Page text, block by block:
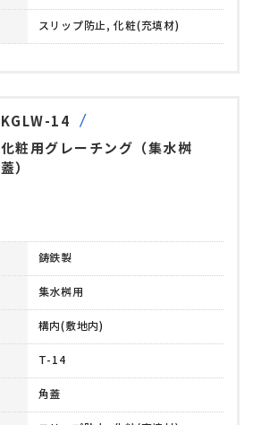
スリップ防止, 化粧(充填材)
KGLW-14
化粧用グレーチング（集水桝
蓋）
鋳鉄製
集水桝用
構内(敷地内)
T-14
角蓋